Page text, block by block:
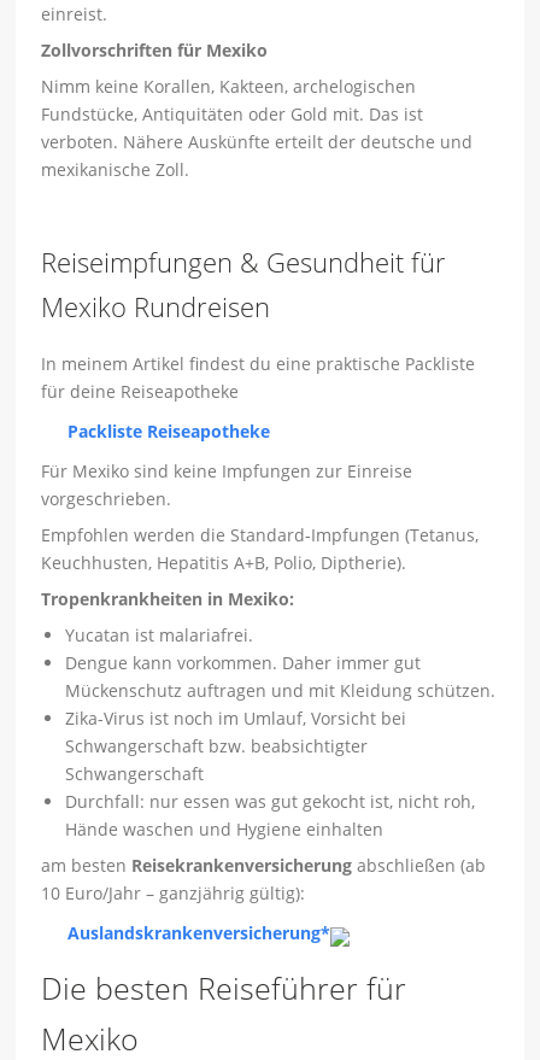
einreist.
Zollvorschriften für Mexiko
Nimm keine Korallen, Kakteen, archelogischen
Fundstücke, Antiquitäten oder Gold mit. Das ist
verboten. Nähere Auskünfte erteilt der deutsche und
mexikanische Zoll.
Reiseimpfungen & Gesundheit für
Mexiko Rundreisen
In meinem Artikel findest du eine praktische Packliste
für deine Reiseapotheke
Packliste Reiseapotheke
Für Mexiko sind keine Impfungen zur Einreise
vorgeschrieben.
Empfohlen werden die Standard-Impfungen (Tetanus,
Keuchhusten, Hepatitis A+B, Polio, Diptherie).
Tropenkrankheiten in Mexiko:
Yucatan ist malariafrei.
Dengue kann vorkommen. Daher immer gut
Mückenschutz auftragen und mit Kleidung schützen.
Zika-Virus ist noch im Umlauf, Vorsicht bei
Schwangerschaft bzw. beabsichtigter
Schwangerschaft
Durchfall: nur essen was gut gekocht ist, nicht roh,
Hände waschen und Hygiene einhalten
am besten Reisekrankenversicherung abschließen (ab
10 Euro/Jahr – ganzjährig gültig):
Auslandskrankenversicherung*
Die besten Reiseführer für
Mexiko